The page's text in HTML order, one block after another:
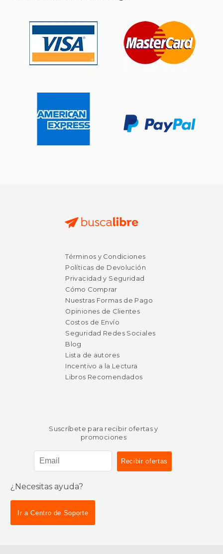
Términos y Condiciones
Políticas de Devolución
Privacidad y Seguridad
Cómo Comprar
Nuestras Formas de Pago
Opiniones de Clientes
Costos de Envío
Seguridad Redes Sociales
Blog
Lista de autores
Incentivo a la Lectura
Libros Recomendados
Suscríbete para recibir ofertas y
promociones
¿Necesitas ayuda?
Ir a Centro de Soporte